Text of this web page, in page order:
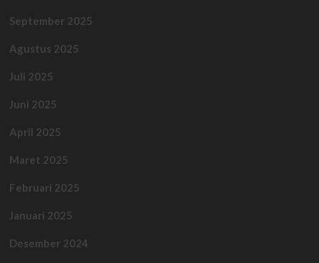
September 2025
Agustus 2025
Juli 2025
Juni 2025
April 2025
Maret 2025
Februari 2025
Januari 2025
Desember 2024